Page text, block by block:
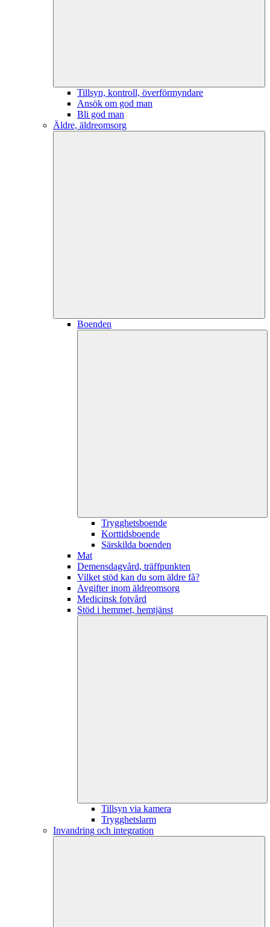
Tillsyn, kontroll, överförmyndare
Ansök om god man
Bli god man
Äldre, äldreomsorg
Boenden
Trygghetsboende
Korttidsboende
Särskilda boenden
Mat
Demensdagvård, träffpunkten
Vilket stöd kan du som äldre få?
Avgifter inom äldreomsorg
Medicinsk fotvård
Stöd i hemmet, hemtjänst
Tillsyn via kamera
Trygghetslarm
Invandring och integration